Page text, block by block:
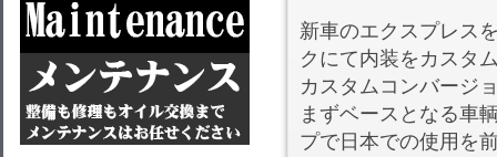
新車のエクスプレス
クにて内装をカスタ
カスタムコンバージ
まずベースとなる車
プで日本での使用を